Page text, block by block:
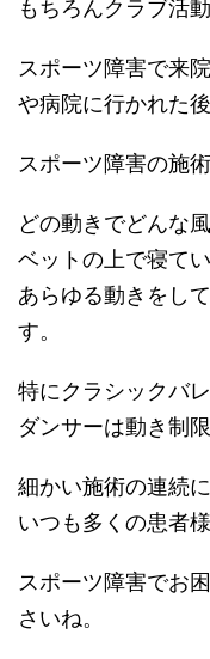
もちろんクラブ活
スポーツ障害で来
や病院に行かれた
スポーツ障害の施
どの動きでどんな
ベットの上で寝て
あらゆる動きをし
す。
特にクラシックバ
ダンサーは動き制
細かい施術の連続
いつも多くの患者
スポーツ障害でお
さいね。